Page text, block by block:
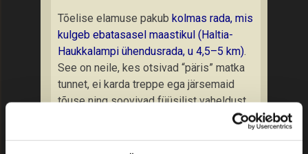
Tõelise elamuse pakub kolmas rada, mis
kulgeb ebatasasel maastikul (Haltia-
Haukkalampi ühendusrada, u 4,5–5 km).
See on neile, kes otsivad “päris” matka
tunnet, ei karda treppe ega järsemaid
tõuse ning soovivad füüsilist vaheldust.
See rada viib mäe otsast alla sügavasse
(puidust ujuvsillale). Pärast järveäärset